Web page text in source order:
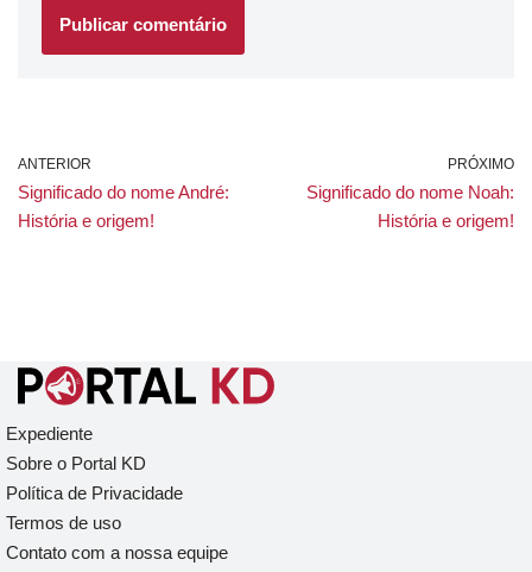
ANTERIOR
Significado do nome André:
História e origem!
PRÓXIMO
Significado do nome Noah:
História e origem!
Expediente
Sobre o Portal KD
Política de Privacidade
Termos de uso
Contato com a nossa equipe